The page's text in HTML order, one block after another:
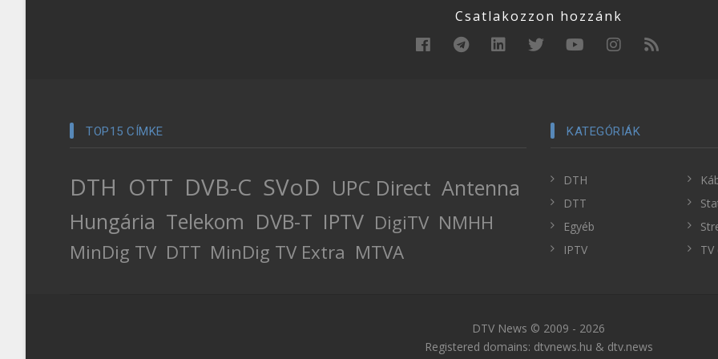
Csatlakozzon hozzánk
TOP15 CÍMKE
DTH OTT DVB-C SVoD UPC Direct Antenna
Hungária Telekom DVB-T IPTV DigiTV NMHH
MinDig TV DTT MinDig TV Extra MTVA
KATEGÓRIÁK
DTH
DTT
Egyéb
IPTV
DTV News © 2009 - 2026
Registered domains: dtvnews.hu & dtv.news